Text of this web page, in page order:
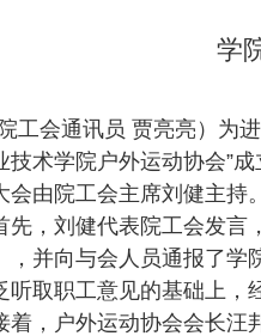
学院成
院工会通讯员 贾亮亮）为
技术学院户外运动协会”
会由院工会主席刘健主持。
刘健代表院工会发言，
，并向与会人员通报了学
听取职工意见的基础上，
户外运动协会会长汪邦